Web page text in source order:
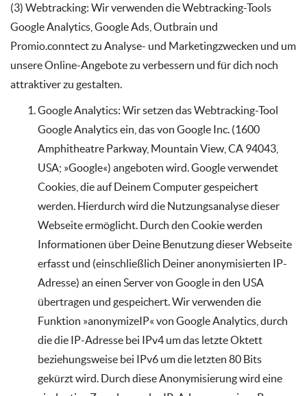
(3) Webtracking: Wir verwenden die Webtracking-Tools
Google Analytics, Google Ads, Outbrain und
Promio.conntect zu Analyse- und Marketingzwecken und um
unsere Online-Angebote zu verbessern und für dich noch
attraktiver zu gestalten.
Google Analytics: Wir setzen das Webtracking-Tool
Google Analytics ein, das von Google Inc. (1600
Amphitheatre Parkway, Mountain View, CA 94043,
USA; »Google«) angeboten wird. Google verwendet
Cookies, die auf Deinem Computer gespeichert
werden. Hierdurch wird die Nutzungsanalyse dieser
Webseite ermöglicht. Durch den Cookie werden
Informationen über Deine Benutzung dieser Webseite
erfasst und (einschließlich Deiner anonymisierten IP-
Adresse) an einen Server von Google in den USA
übertragen und gespeichert. Wir verwenden die
Funktion »anonymizeIP« von Google Analytics, durch
die die IP-Adresse bei IPv4 um das letzte Oktett
beziehungsweise bei IPv6 um die letzten 80 Bits
gekürzt wird. Durch diese Anonymisierung wird eine